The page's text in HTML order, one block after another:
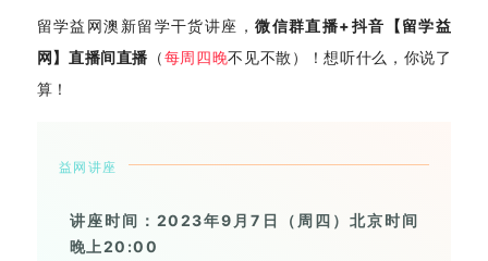
留学益网澳新留学干货讲座，微信群直播+抖音【留学益
网】直播间直播 （每周四晚不见不散）！想听什么，你说了
算！
益网讲座
讲座时间：2023年9月7日（周四）北京时间
晚上20:00